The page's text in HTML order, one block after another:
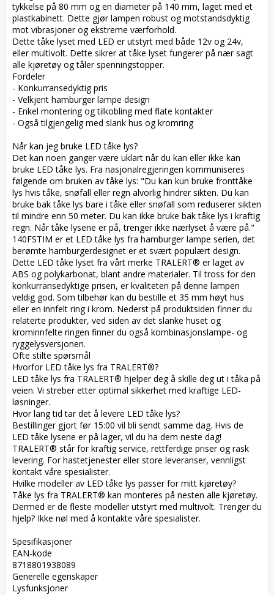
tykkelse på 80 mm og en diameter på 140 mm, laget med et
plastkabinett. Dette gjør lampen robust og motstandsdyktig
mot vibrasjoner og ekstreme værforhold.
Dette tåke lyset med LED er utstyrt med både 12v og 24v,
eller multivolt. Dette sikrer at tåke lyset fungerer på nær sagt
alle kjøretøy og tåler spenningstopper.
Fordeler
- Konkurransedyktig pris
- Velkjent hamburger lampe design
- Enkel montering og tilkobling med flate kontakter
- Også tilgjengelig med slank hus og kromring
Når kan jeg bruke LED tåke lys?
Det kan noen ganger være uklart når du kan eller ikke kan
bruke LED tåke lys. Fra nasjonalregjeringen kommuniseres
følgende om bruken av tåke lys: "Du kan kun bruke fronttåke
lys hvis tåke, snøfall eller regn alvorlig hindrer sikten. Du kan
bruke bak tåke lys bare i tåke eller snøfall som reduserer sikten
til mindre enn 50 meter. Du kan ikke bruke bak tåke lys i kraftig
regn. Når tåke lysene er på, trenger ikke nærlyset å være på."
140FSTIM er et LED tåke lys fra hamburger lampe serien, det
berømte hamburgerdesignet er et svært populært design.
Dette LED tåke lyset fra vårt merke TRALERT® er laget av
ABS og polykarbonat, blant andre materialer. Til tross for den
konkurransedyktige prisen, er kvaliteten på denne lampen
veldig god. Som tilbehør kan du bestille et 35 mm høyt hus
eller en innfelt ring i krom. Nederst på produktsiden finner du
relaterte produkter, ved siden av det slanke huset og
krominnfelte ringen finner du også kombinasjonslampe- og
ryggelysversjonen.
Ofte stilte spørsmål
Hvorfor LED tåke lys fra TRALERT®?
LED tåke lys fra TRALERT® hjelper deg å skille deg ut i tåka på
veien. Vi streber etter optimal sikkerhet med kraftige LED-
løsninger.
Hvor lang tid tar det å levere LED tåke lys?
Bestillinger gjort før 15:00 vil bli sendt samme dag. Hvis de
LED tåke lysene er på lager, vil du ha dem neste dag!
TRALERT® står for kraftig service, rettferdige priser og rask
levering. For hastetjenester eller store leveranser, vennligst
kontakt våre spesialister.
Hvilke modeller av LED tåke lys passer for mitt kjøretøy?
Tåke lys fra TRALERT® kan monteres på nesten alle kjøretøy.
Dermed er de fleste modeller utstyrt med multivolt. Trenger du
hjelp? Ikke nøl med å kontakte våre spesialister.
Spesifikasjoner
EAN-kode
8718801938089
Generelle egenskaper
Lysfunksjoner